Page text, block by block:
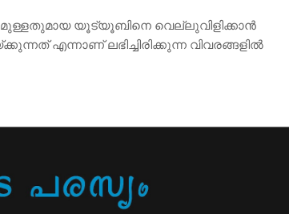
യൂട്യൂബിനെ വെല്ലുവിളിക്കാൻ
എന്നാണ് ലഭിച്ചിരിക്കുന്ന വിവരങ്ങളിൽ